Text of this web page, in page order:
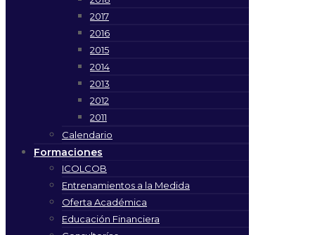
2017
2016
2015
2014
2013
2012
2011
Calendario
Formaciones
ICOLCOB
Entrenamientos a la Medida
Oferta Académica
Educación Financiera